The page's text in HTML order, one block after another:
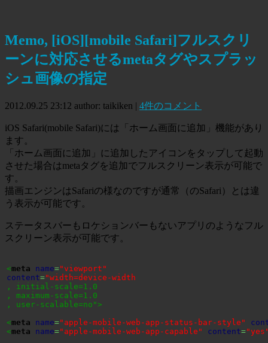
Memo, [iOS][mobile Safari]フルスクリ
ーンに対応させるmetaタグやスプラッ
シュ画像の指定
2012.09.25 23:12 author: taikiken | 4件のコメント
iOS Safari(mobile Safari)には「ホーム画面に追加」機能があり
ます。
「ホーム画面に追加」に追加したアイコンをタップして起動
させた場合はmetaタグを追加でフルスクリーン表示が可能で
す。
描画エンジンはSafariの様なのですが通常（のSafari）とは違
う表示が可能です。
ステータスバーもロケションバーもないアプリのようなフル
スクリーン表示が可能です。
<meta name="viewport"
content="width=device-width
, initial-scale=1.0
, maximum-scale=1.0
, user-scalable=no">
<meta name="apple-mobile-web-app-status-bar-style"
<meta name="apple-mobile-web-app-capable" content=